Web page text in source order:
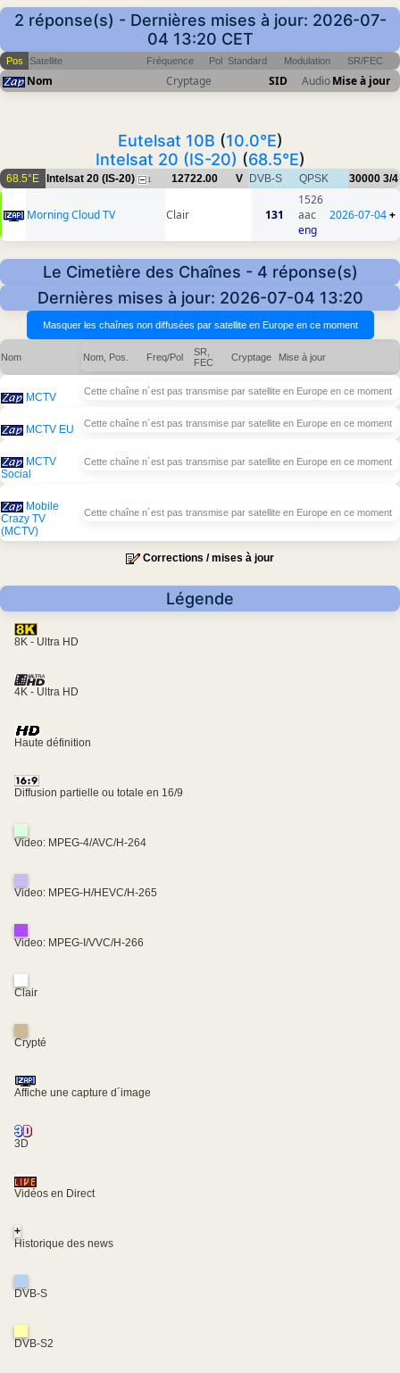
2 réponse(s) - Dernières mises à jour: 2026-07-
04 13:20 CET
Pos Satellite Fréquence Pol Standard Modulation SR/FEC
Nom Cryptage SID AudioMise à jour
Eutelsat 10B (10.0°E)
Intelsat 20 (IS-20) (68.5°E)
68.5°E Intelsat 20 (IS-20) 1 12722.00 V DVB-S QPSK 30000 3/4
Morning Cloud TV Clair 131
1526
aac
eng
2026-07-04+
Le Cimetière des Chaînes - 4 réponse(s)
Dernières mises à jour: 2026-07-04 13:20
Nom Nom, Pos. Freq/Pol
SR,
FEC
Cryptage Mise à jour
MCTV Cette chaîne n´est pas transmise par satellite en Europe en ce moment
MCTV EU Cette chaîne n´est pas transmise par satellite en Europe en ce moment
MCTV
Social
Cette chaîne n´est pas transmise par satellite en Europe en ce moment
Mobile
Crazy TV
(MCTV)
Cette chaîne n´est pas transmise par satellite en Europe en ce moment
Corrections / mises à jour
Légende
8K - Ultra HD
4K - Ultra HD
Haute définition
Diffusion partielle ou totale en 16/9
Video: MPEG-4/AVC/H-264
Video: MPEG-H/HEVC/H-265
Video: MPEG-I/VVC/H-266
Clair
Crypté
Affiche une capture d´image
3D
Vidéos en Direct
+
Historique des news
DVB-S
DVB-S2